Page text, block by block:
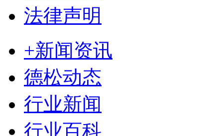
法律声明
+新闻资讯
德松动态
行业新闻
行业百科